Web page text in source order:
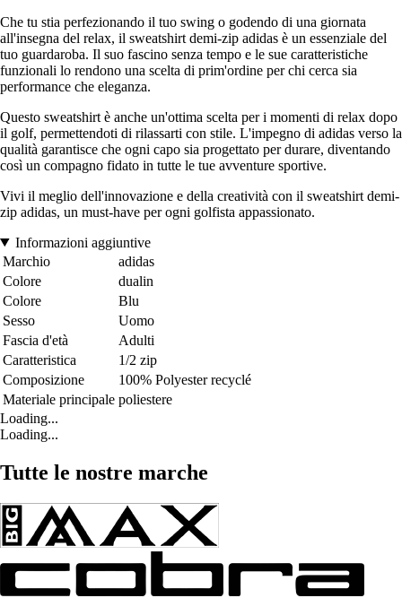
Che tu stia perfezionando il tuo swing o godendo di una giornata
all'insegna del relax, il sweatshirt demi-zip adidas è un essenziale del
tuo guardaroba. Il suo fascino senza tempo e le sue caratteristiche
funzionali lo rendono una scelta di prim'ordine per chi cerca sia
performance che eleganza.
Questo sweatshirt è anche un'ottima scelta per i momenti di relax dopo
il golf, permettendoti di rilassarti con stile. L'impegno di adidas verso la
qualità garantisce che ogni capo sia progettato per durare, diventando
così un compagno fidato in tutte le tue avventure sportive.
Vivi il meglio dell'innovazione e della creatività con il sweatshirt demi-
zip adidas, un must-have per ogni golfista appassionato.
Informazioni aggiuntive
Marchio
adidas
Colore
dualin
Colore
Blu
Sesso
Uomo
Fascia d'età
Adulti
Caratteristica
1/2 zip
Composizione
100% Polyester recyclé
Materiale principale poliestere
Loading...
Loading...
Tutte le nostre marche